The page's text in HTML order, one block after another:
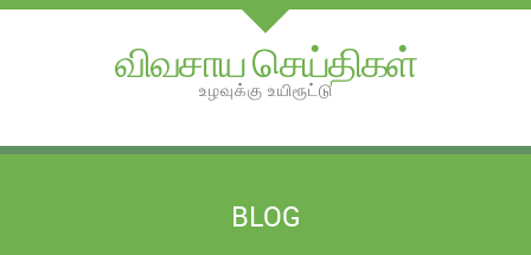
விவசாய செய்திகள்
உழவுக்கு உயிரூட்டு
BLOG